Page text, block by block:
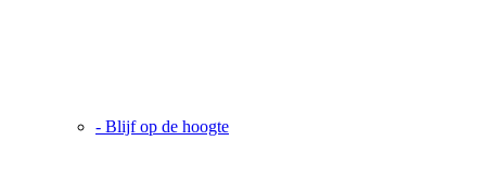
- Blijf op de hoogte